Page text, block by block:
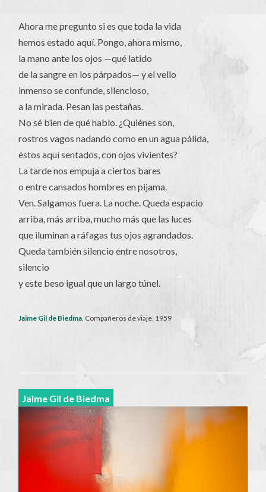
Ahora me pregunto si es que toda la vida
hemos estado aquí. Pongo, ahora mismo,
la mano ante los ojos —qué latido
de la sangre en los párpados— y el vello
inmenso se confunde, silencioso,
a la mirada. Pesan las pestañas.
No sé bien de qué hablo. ¿Quiénes son,
rostros vagos nadando como en un agua pálida,
éstos aquí sentados, con ojos vivientes?
La tarde nos empuja a ciertos bares
o entre cansados hombres en pijama.
Ven. Salgamos fuera. La noche. Queda espacio
arriba, más arriba, mucho más que las luces
que iluminan a ráfagas tus ojos agrandados.
Queda también silencio entre nosotros,
silencio
y este beso igual que un largo túnel.
Jaime Gil de Biedma, Compañeros de viaje, 1959
Jaime Gil de Biedma